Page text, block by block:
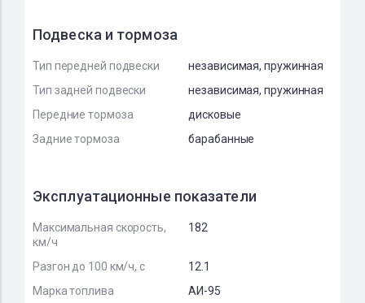
Подвеска и тормоза
Тип передней подвески
независимая, пружинная
Тип задней подвески
независимая, пружинная
Передние тормоза
дисковые
Задние тормоза
барабанные
Эксплуатационные показатели
Максимальная скорость,
км/ч
182
Разгон до 100 км/ч, с
12.1
Марка топлива
АИ-95